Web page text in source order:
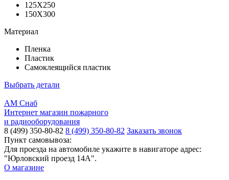
125X250
150Х300
Материал
Пленка
Пластик
Самоклеящийся пластик
Выбрать детали
АМ Снаб
Интернет магазин пожарного
и радиооборудования
8 (499) 350-80-82 8 (499) 350-80-82 Заказать звонок
Пункт самовывоза:
Для проезда на автомобиле укажите в навигаторе адрес:
"Юрловский проезд 14А".
О магазине